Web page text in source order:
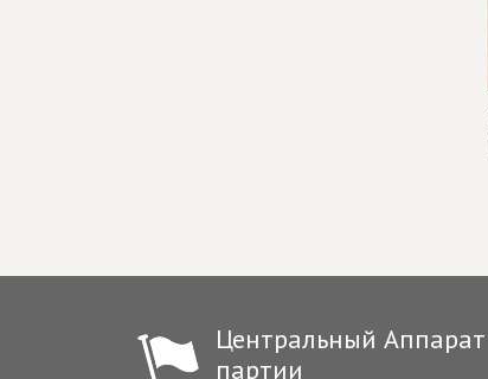
Центральный Аппарат
партии